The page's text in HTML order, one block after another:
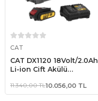
CAT
CAT DX1120 18Volt/2.0Ah
Li-ion Çift Akülü
Şarjlı Darbeli Matkap +
DA01902 45 Parça
11.340,00 TL10.056,00 TL